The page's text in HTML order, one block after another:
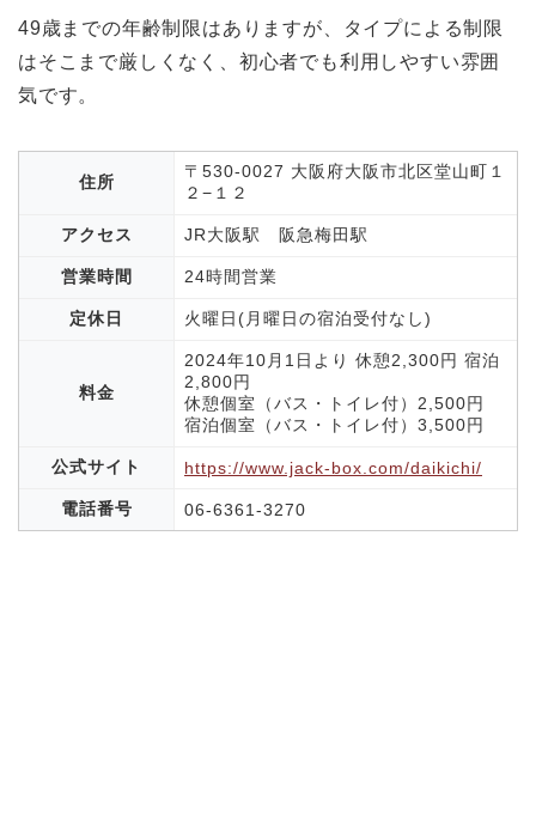
49歳までの年齢制限はありますが、タイプによる制限
はそこまで厳しくなく、初心者でも利用しやすい雰囲
気です。
住所
〒530-0027 大阪府大阪市北区堂山町１
２−１２
アクセス JR大阪駅 阪急梅田駅
営業時間 24時間営業
定休日 火曜日(月曜日の宿泊受付なし)
料金
2024年10月1日より 休憩2,300円 宿泊
2,800円
休憩個室（バス・トイレ付）2,500円
宿泊個室（バス・トイレ付）3,500円
公式サイト https://www.jack-box.com/daikichi/
電話番号 06-6361-3270